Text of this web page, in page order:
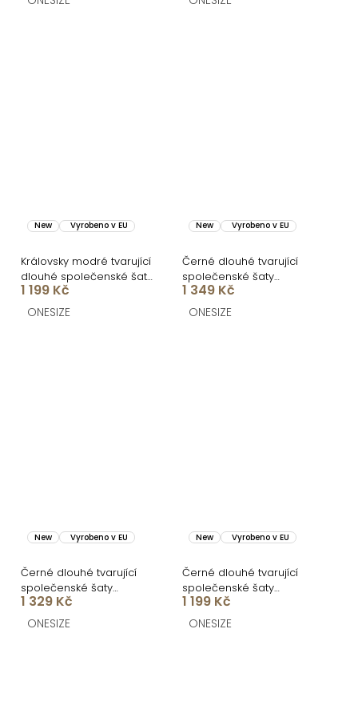
New Vyrobeno v EU
Královsky modré tvarující
dlouhé společenské šaty
BRANFLA
1 199 Kč
ONESIZE
New Vyrobeno v EU
Černé dlouhé tvarující
společenské šaty
FRUESTA
1 349 Kč
ONESIZE
New Vyrobeno v EU
Černé dlouhé tvarující
společenské šaty
CRUNCHA na jedno
rameno
1 329 Kč
ONESIZE
New Vyrobeno v EU
Černé dlouhé tvarující
společenské šaty
BRANFLA s výstřihem
1 199 Kč
ONESIZE